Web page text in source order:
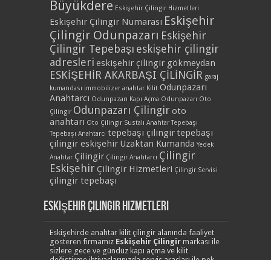
Büyükdere Eskişehir Çilingir Hizmetleri
Eskişehir Çilingir Numarası Eskişehir
Çilingir Odunpazarı Eskişehir
Çilingir Tepebaşı eskişehir çilingir
adresleri eskişehir çilingir gökmeydan
ESKİŞEHİR AKARBAŞI ÇİLİNGİR garaj
kumandası immobilizer anahtar Kilit Odunpazarı
Anahtarcı Odunpazarı Kapı Açma Odunpazarı Oto
Çilingir Odunpazarı Çilingiroto
anahtarı Oto Çilingir Sustalı Anahtar Tepebaşı
Tepebaşı Anahtarcı tepebaşı çilingirtepebaşı
çilingir eskişehir Uzaktan Kumanda Yedek
Anahtar Çilingir Çilingir Anahtarcı Çilingir
EskişehirÇilingir Hizmetleri Çilingir Servisi
çilingir tepebaşı
Eskişehir Çilingir Hizmetleri
Eskişehirde anahtar kilit çilingir alanında faaliyet
gösteren firmamız Eskişehir Çilingir markası ile
sizlere gece ve gündüz kapı açma ve kilit